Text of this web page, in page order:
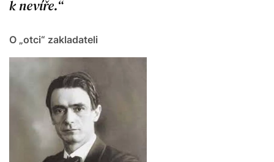
k nevíře.
O „otci“ zakladateli